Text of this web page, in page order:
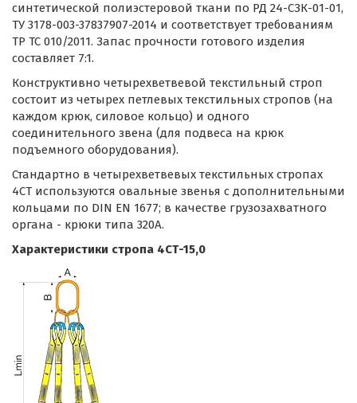
синтетической полиэстеровой ткани по РД 24-СЗК-01-01,
ТУ 3178-003-37837907-2014 и соответствует требованиям
ТР ТС 010/2011. Запас прочности готового изделия
составляет 7:1.
Конструктивно четырехветвевой текстильный строп
состоит из четырех петлевых текстильных стропов (на
каждом крюк, силовое кольцо) и одного
соединительного звена (для подвеса на крюк
подъемного оборудования).
Стандартно в четырехветвевых текстильных стропах
4СТ используются овальные звенья с дополнительными
кольцами по DIN EN 1677; в качестве грузозахватного
органа - крюки типа 320А.
Характеристики стропа 4СТ-15,0